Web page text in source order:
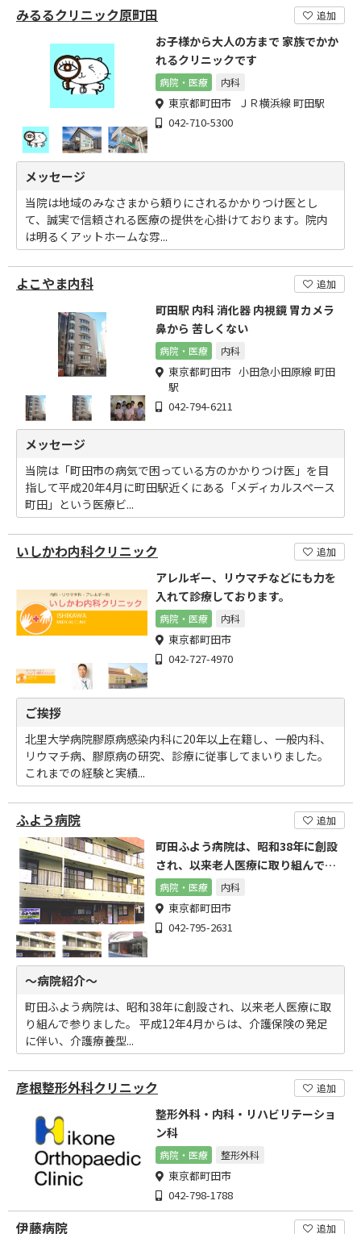
みるるクリニック原町田 追加
お子様から大人の方まで 家族でかか
れるクリニックです
病院・医療 内科
東京都町田市 ＪＲ横浜線 町田駅
042-710-5300
メッセージ
当院は地域のみなさまから頼りにされるかかりつけ医とし
て、誠実で信頼される医療の提供を心掛けております。院内
は明るくアットホームな雰...
よこやま内科 追加
町田駅 内科 消化器 内視鏡 胃カメラ
鼻から 苦しくない
病院・医療 内科
東京都町田市 小田急小田原線 町田
駅
042-794-6211
メッセージ
当院は「町田市の病気で困っている方のかかりつけ医」を目
指して平成20年4月に町田駅近くにある「メディカルスペース
町田」という医療ビ...
いしかわ内科クリニック 追加
アレルギー、リウマチなどにも力を
入れて診療しております。
病院・医療 内科
東京都町田市
042-727-4970
ご挨拶
北里大学病院膠原病感染内科に20年以上在籍し、一般内科、
リウマチ病、膠原病の研究、診療に従事してまいりました。
これまでの経験と実績...
ふよう病院 追加
町田ふよう病院は、昭和38年に創設
され、以来老人医療に取り組んで参
りました。
病院・医療 内科
東京都町田市
042-795-2631
～病院紹介～
町田ふよう病院は、昭和38年に創設され、以来老人医療に取
り組んで参りました。 平成12年4月からは、介護保険の発足
に伴い、介護療養型...
彦根整形外科クリニック 追加
整形外科・内科・リハビリテーショ
ン科
病院・医療 整形外科
東京都町田市
042-798-1788
伊藤病院 追加